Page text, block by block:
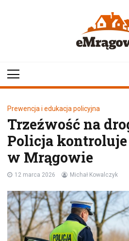
Prewencja i edukacja policyjna
Trzeźwość na
Policja
w Mrągowie
12 marca 2026 Michał Kowalczyk